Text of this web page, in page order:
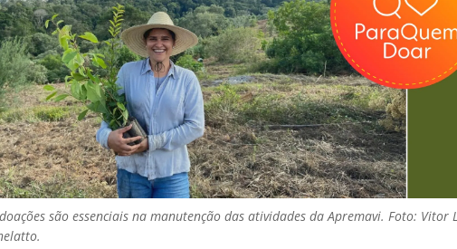
são essenciais na manutenção das atividades da Apremavi. Foto: Vitor